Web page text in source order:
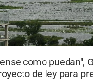
como puedan",
de ley para